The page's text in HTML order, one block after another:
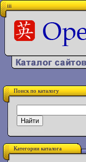
iii
Поиск по каталогу
Категории каталога